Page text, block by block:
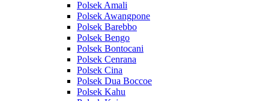
Polsek Amali
Polsek Awangpone
Polsek Barebbo
Polsek Bengo
Polsek Bontocani
Polsek Cenrana
Polsek Cina
Polsek Dua Boccoe
Polsek Kahu